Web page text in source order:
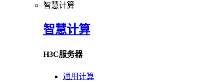
智慧计算
智慧计算
H3C服务器
通用计算